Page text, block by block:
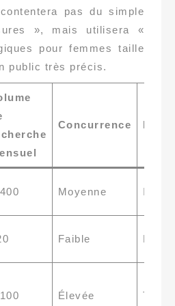
pas du simple
», mais utilisera «
pour femmes taille
public très précis.
Concurrence
Moyenne
Faible
Élevée